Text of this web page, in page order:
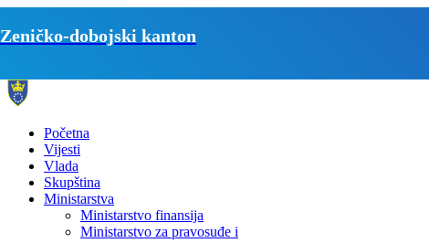
Zeničko-dobojski kanton
Početna
Vijesti
Vlada
Skupština
Ministarstva
Ministarstvo finansija
Ministarstvo za pravosuđe i